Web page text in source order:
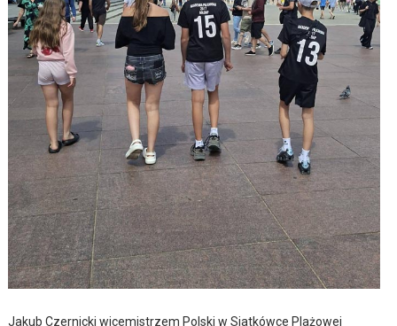
Jakub Czernicki wicemistrzem Polski w Siatkówce Plażowej